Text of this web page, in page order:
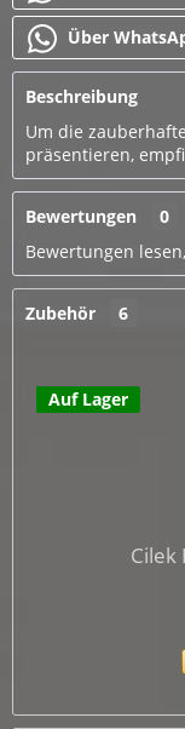
Über
Beschreibung
Um die
präsentieren,
Bewertungen
0
Bewertungen
Zubehör 6
Auf Lager
Cilek